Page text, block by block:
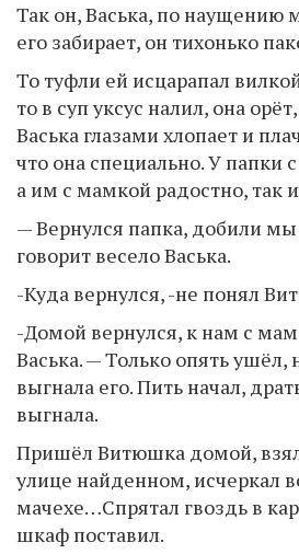
Так он, Васька, по наущению
его забирает, он тихонько
То туфли ей исцарапал
то в суп уксус налил, она
Васька глазами хлопает и
что она специально. У папки
а им с мамкой радостно, так
— Вернулся папка, добили
говорит весело Васька.
-Куда вернулся, -не понял
-Домой вернулся, к нам с
Васька. — Только опять
выгнала его. Пить начал,
выгнала.
Пришёл Витюшка домой,
улице найденном, исчеркал
мачехе…Спрятал гвоздь в
шкаф поставил.